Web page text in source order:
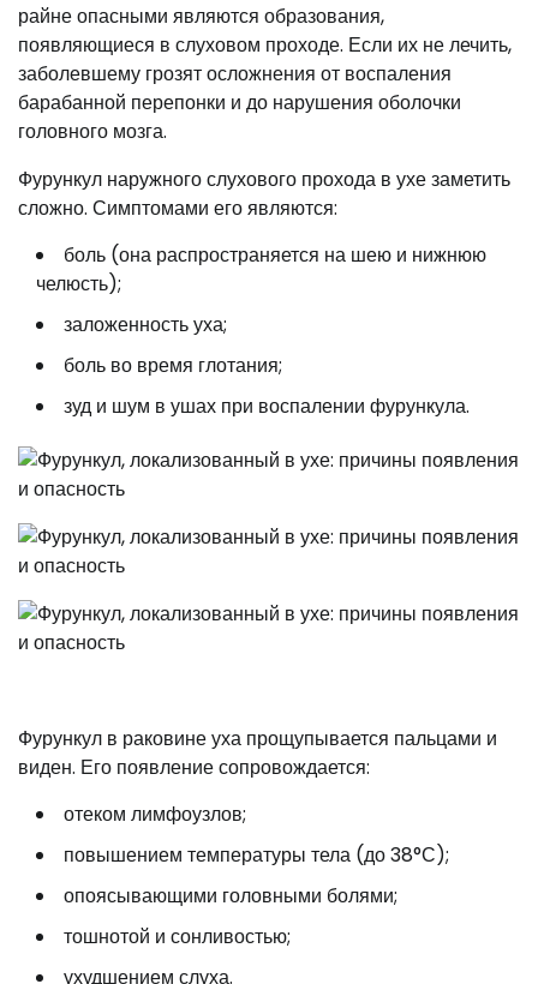
райне опасными являются образования,
появляющиеся в слуховом проходе. Если их не лечить,
заболевшему грозят осложнения от воспаления
барабанной перепонки и до нарушения оболочки
головного мозга.
Фурункул наружного слухового прохода в ухе заметить
сложно. Симптомами его являются:
боль (она распространяется на шею и нижнюю
челюсть);
заложенность уха;
боль во время глотания;
зуд и шум в ушах при воспалении фурункула.
Фурункул в раковине уха прощупывается пальцами и
виден. Его появление сопровождается:
отеком лимфоузлов;
повышением температуры тела (до 38°С);
опоясывающими головными болями;
тошнотой и сонливостью;
ухудшением слуха.